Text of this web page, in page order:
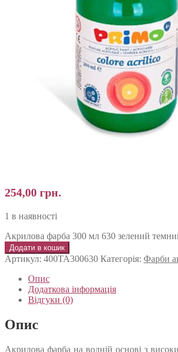
254,00 грн.
1 в наявності
Акрилова фарба 300 мл 630 зелений темний
Додати в кошик
Артикул: 400TA300630 Категорія: Фарби
Опис
Додаткова інформація
Відгуки (0)
Опис
Акрилова фарба на водній основі з